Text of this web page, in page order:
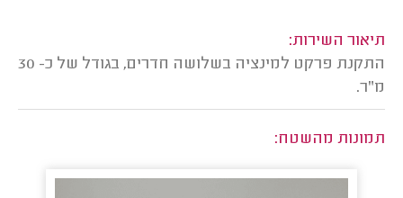
תיאור השירות:
התקנת פרקט למינציה בשלושה חדרים, בגודל של כ- 30
מ"ר.
תמונות מהשטח: